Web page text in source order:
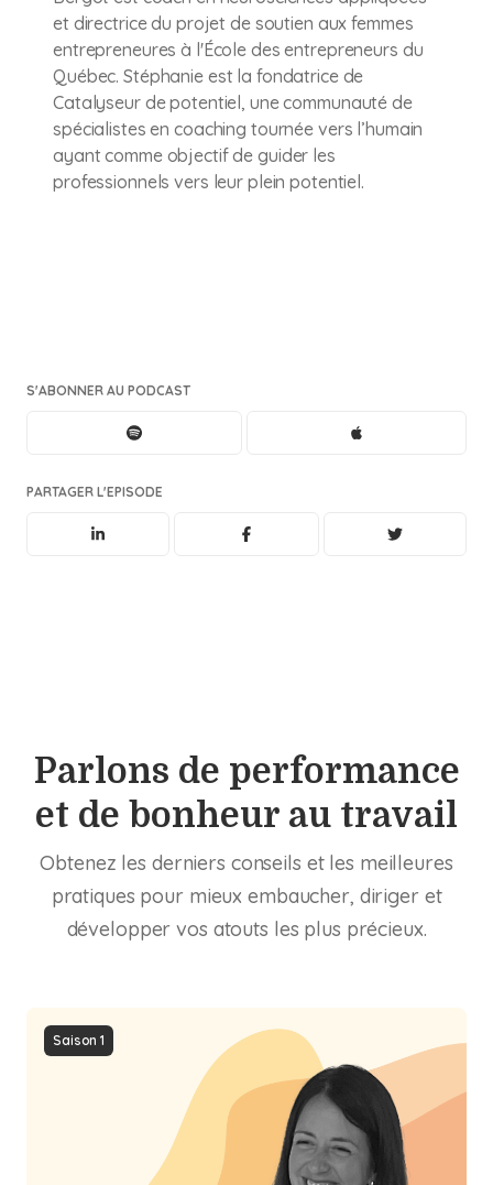
et directrice du projet de soutien aux femmes
entrepreneures à l'École des entrepreneurs du
Québec. Stéphanie est la fondatrice de
Catalyseur de potentiel, une communauté de
spécialistes en coaching tournée vers l’humain
ayant comme objectif de guider les
professionnels vers leur plein potentiel.
S'ABONNER AU PODCAST
PARTAGER L'EPISODE
Parlons de performance
et de bonheur au travail
Obtenez les derniers conseils et les meilleures
pratiques pour mieux embaucher, diriger et
développer vos atouts les plus précieux.
Saison 1